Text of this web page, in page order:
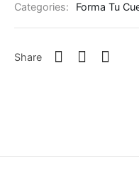
Categories: Forma Tu
Share